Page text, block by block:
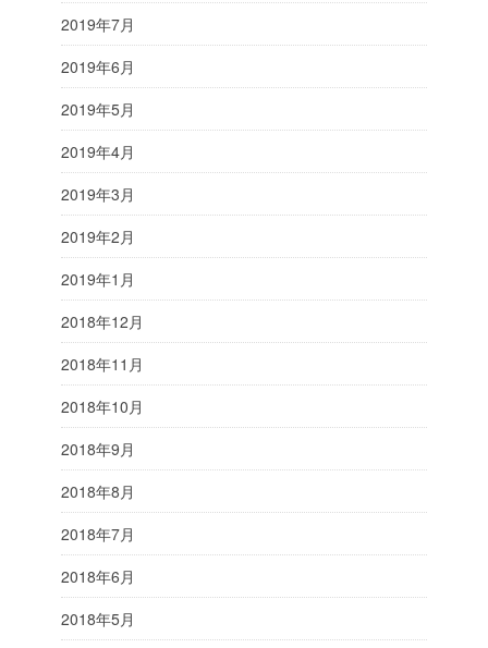
2019年7月
2019年6月
2019年5月
2019年4月
2019年3月
2019年2月
2019年1月
2018年12月
2018年11月
2018年10月
2018年9月
2018年8月
2018年7月
2018年6月
2018年5月